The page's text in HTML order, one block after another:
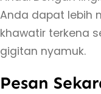
Anda dapat lebih
khawatir terkena
gigitan nyamuk.
Pesan